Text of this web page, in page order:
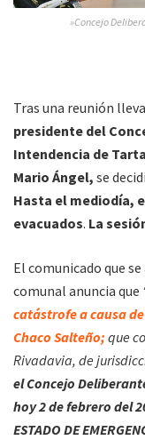
»Concejo
Tras una reunión
presidente del
Intendencia de
Mario Ángel, se
Hasta el mediodía,
evacuados. La
El comunicado que
comunal anuncia que
catástrofe a causa
Chaco Salteño; que
Rivadavia, de
el Concejo
hoy 2 de febrero del
ESTADO DE